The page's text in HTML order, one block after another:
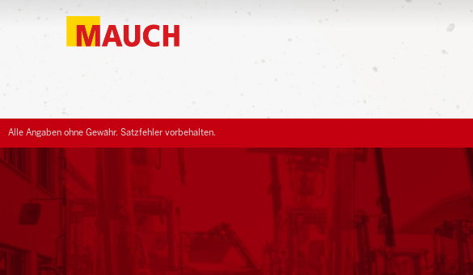
Alle Angaben ohne Gewähr. Satzfehler vorbehalten.